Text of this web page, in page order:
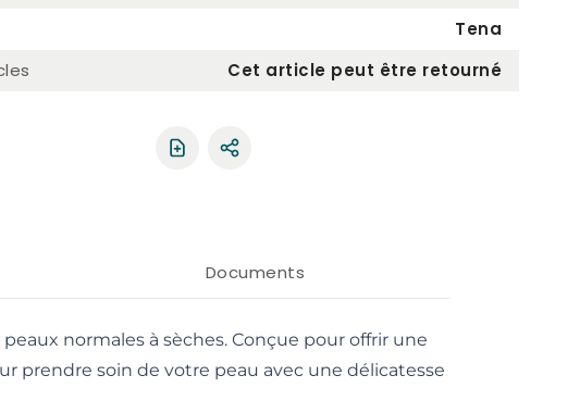
Tena
Cet article peut être retourné
Partager le produit
Documents
normales à sèches. Conçue pour offrir une
prendre soin de votre peau avec une délicatesse